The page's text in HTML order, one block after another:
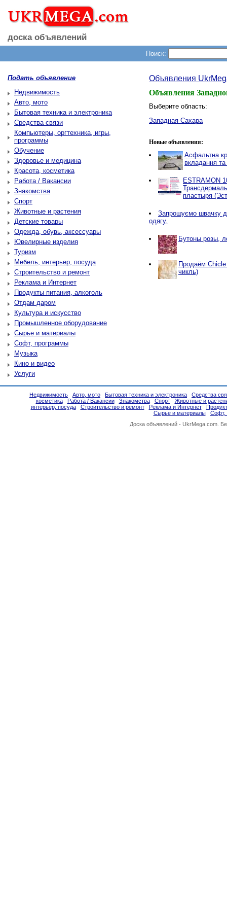
доска объявлений
Поиск:
Подать объявление
Недвижимость
Авто, мото
Бытовая техника и электроника
Средства связи
Компьютеры, оргтехника, игры,
программы
Обучение
Здоровье и медицина
Красота, косметика
Работа / Вакансии
Знакомства
Спорт
Животные и растения
Детские товары
Одежда, обувь, аксессуары
Ювелирные изделия
Туризм
Мебель, интерьер, посуда
Строительство и ремонт
Реклама и Интернет
Продукты питания, алкоголь
Отдам даром
Культура и искусство
Промышленное оборудование
Сырье и материалы
Софт, программы
Музыка
Кино и видео
Услуги
Объявления
Объявления
Выберите область:
Западная Сахара
Новые объявления:
Асфальтна
вкладання
ESTRAMON
пластыря
Запрошуємо швачку
одягу.
Бутоны розы,
Продаём
чикль)
Недвижимость Авто, мото Бытовая техника и электроника
Средства
косметика
Работа / Вакансии Знакомства Спорт
Животные и
интерьер, посуда
Строительство и ремонт Реклама и Интернет
Сырье и материалы
Софт,
Доска объявлений - UkrMega.com.